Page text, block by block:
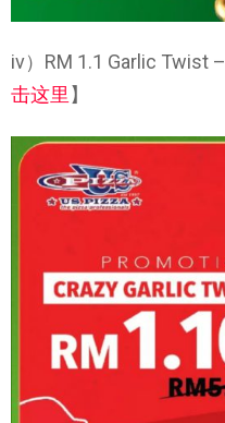
iv）RM 1.1 Garlic Twist –
击这里 】